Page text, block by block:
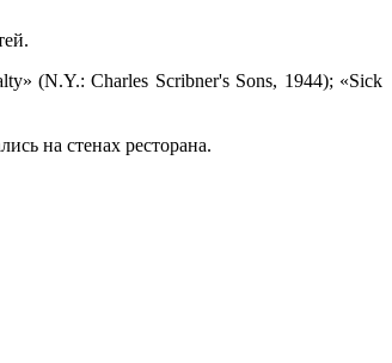
(N.Y.: Charles Scribner's Sons, 1944); «Sick
на стенах ресторана.